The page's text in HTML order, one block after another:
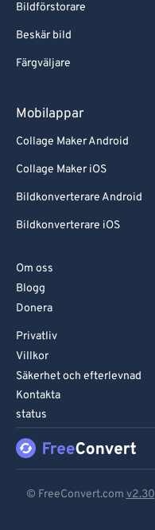
Bildförstorare
Beskär bild
Färgväljare
Mobilappar
Collage Maker Android
Collage Maker iOS
Bildkonverterare Android
Bildkonverterare iOS
Om oss
Blogg
Donera
Privatliv
Villkor
Säkerhet och efterlevnad
Kontakta
status
© FreeConvert.com v2.30